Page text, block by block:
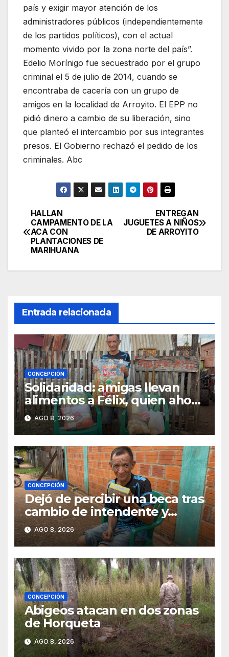
país y exigir mayor atención de los
administradores públicos (independientemente
de los partidos políticos), con el actual
momento vivido por la zona norte del país”.
Edelio Morínigo fue secuestrado por el grupo
criminal el 5 de julio de 2014, cuando se
encontraba de cacería con un grupo de
amigos en la localidad de Arroyito. El EPP no
pidió dinero a cambio de su liberación, sino
que planteó el intercambio por sus integrantes
presos. El Gobierno rechazó el pedido de los
criminales. Abc
Navegación
de
ENTREGAN
JUGUETES A NIÑOS
DE ARROYITO
HALLAN
CAMPAMENTO DE LA
ACA CON
PLANTACIONES DE
MARIHUANA
Entrada relacionada
CONCEPCIÓN
Solidaridad: amigas llevan
alimentos a Félix, quien ahora
vende caramelos para
subsistir
AGO 8, 2026
CONCEPCIÓN
Dejó de percibir una beca tras
cambio de intendente y
ahora vende caramelos para
subsistir
AGO 8, 2026
CONCEPCIÓN
Abigeos atacan en dos zonas
de Horqueta
AGO 8, 2026